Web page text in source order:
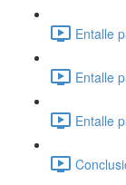
Entalle
Entalle
Entalle